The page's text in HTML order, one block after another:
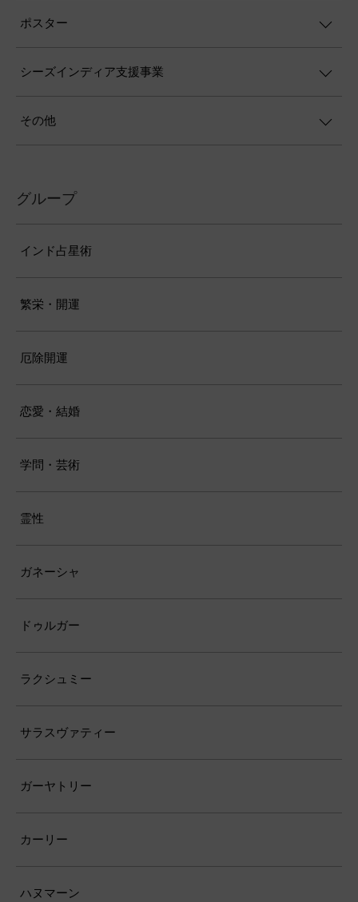
ポスター
シーズインディア支援事業
その他
グループ
インド占星術
繁栄・開運
厄除開運
恋愛・結婚
学問・芸術
霊性
ガネーシャ
ドゥルガー
ラクシュミー
サラスヴァティー
ガーヤトリー
カーリー
ハヌマーン